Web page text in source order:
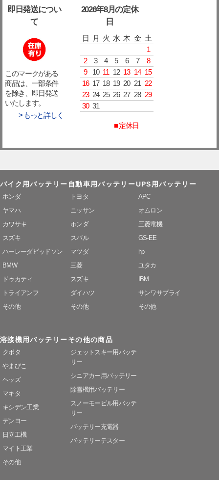
即日発送につい
て
このマークがある
商品は、一部条件
を除き、即日発送
いたします。
> もっと詳しく
2026年8月の定休
日
日 月 火 水 木 金 土
1
2
3 4 5 6 7
8
9
10 11 12 13 14 15
16 17 18 19 20 21 22
23 24 25 26 27 28 29
30 31
■ 定休日
バイク用バッテリー
ホンダ
ヤマハ
カワサキ
スズキ
ハーレーダビッドソン
BMW
ドゥカティ
トライアンフ
その他
自動車用バッテリー
トヨタ
ニッサン
ホンダ
スバル
マツダ
三菱
スズキ
ダイハツ
その他
UPS用バッテリー
APC
オムロン
三菱電機
GS-EE
hp
ユタカ
IBM
サンワサプライ
その他
溶接機用バッテリー
クボタ
やまびこ
ヘッズ
マキタ
キシデン工業
デンヨー
日立工機
マイト工業
その他
その他の商品
ジェットスキー用バッテ
リー
シニアカー用バッテリー
除雪機用バッテリー
スノーモービル用バッテ
リー
バッテリー充電器
バッテリーテスター